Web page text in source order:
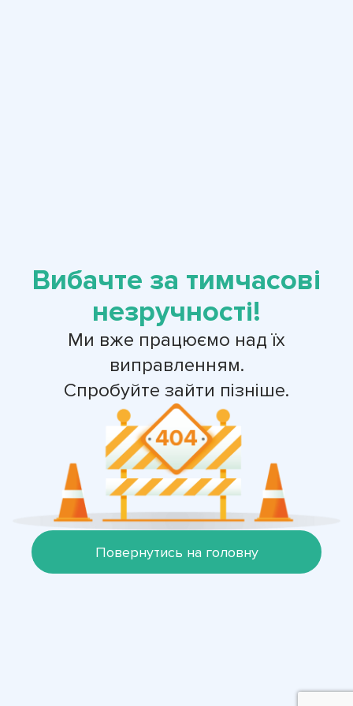
Вибачте за тимчасові
незручності!
Ми вже працюємо над їх
виправленням.
Спробуйте зайти пізніше.
Повернутись на головну